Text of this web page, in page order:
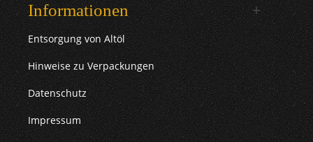
Informationen
Entsorgung von Altöl
Hinweise zu Verpackungen
Datenschutz
Impressum